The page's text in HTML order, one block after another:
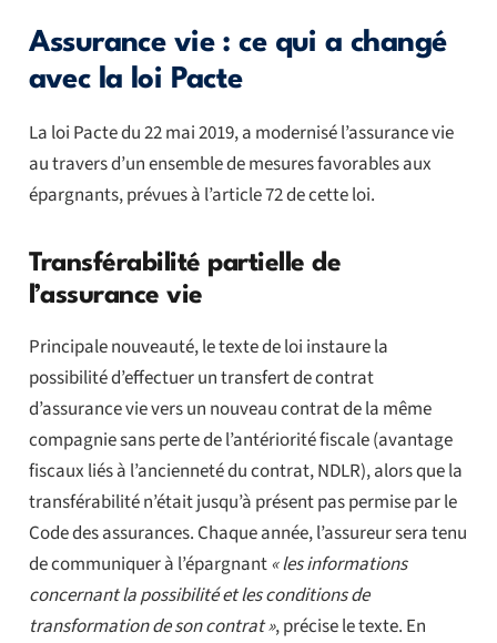
Assurance vie : ce qui a changé
avec la loi Pacte
La loi Pacte du 22 mai 2019, a modernisé l’assurance vie
au travers d’un ensemble de mesures favorables aux
épargnants, prévues à l’article 72 de cette loi.
Transférabilité partielle de
l’assurance vie
Principale nouveauté, le texte de loi instaure la
possibilité d’effectuer un transfert de contrat
d’assurance vie vers un nouveau contrat de la même
compagnie sans perte de l’antériorité fiscale (avantage
fiscaux liés à l’ancienneté du contrat, NDLR), alors que la
transférabilité n’était jusqu’à présent pas permise par le
Code des assurances. Chaque année, l’assureur sera tenu
de communiquer à l’épargnant« les informations
concernant la possibilité et les conditions de
transformation de son contrat », précise le texte. En